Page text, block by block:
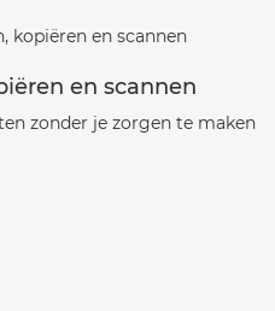
en scannen
zonder je zorgen te maken